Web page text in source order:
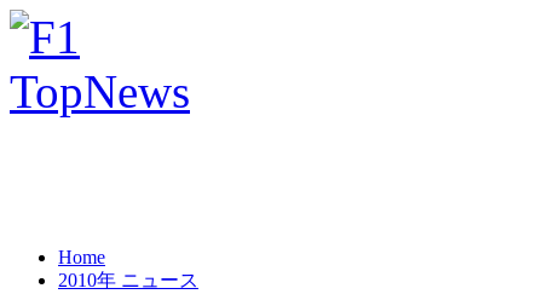
Home
2010年 ニュース